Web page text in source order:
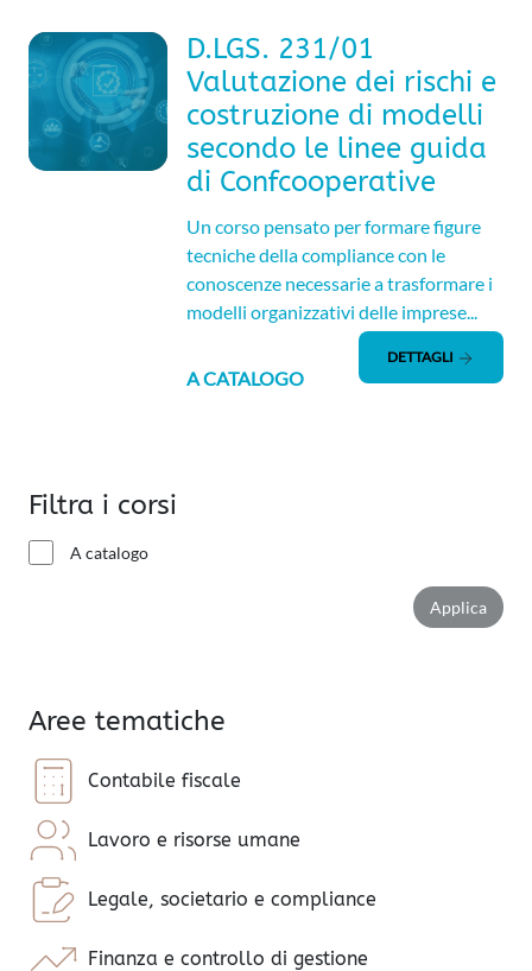
D.LGS. 231/01
Valutazione dei rischi e
costruzione di modelli
secondo le linee guida
di Confcooperative
Un corso pensato per formare figure
tecniche della compliance con le
conoscenze necessarie a trasformare i
modelli organizzativi delle imprese...
A CATALOGO
DETTAGLI
Filtra i corsi
A catalogo
Applica
Aree tematiche
Contabile fiscale
Lavoro e risorse umane
Legale, societario e compliance
Finanza e controllo di gestione